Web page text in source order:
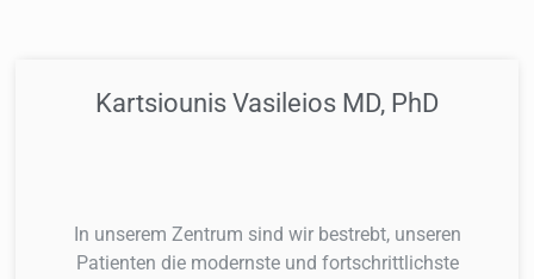
Kartsiounis Vasileios MD, PhD
In unserem Zentrum sind wir bestrebt, unseren
Patienten die modernste und fortschrittlichste